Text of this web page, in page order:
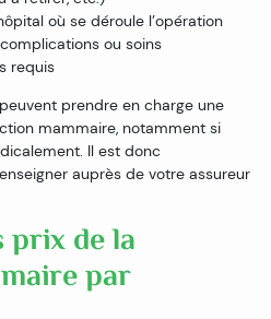
où se déroule l’opération
ou soins
requis
prendre en charge une
mammaire, notamment si
Il est donc
auprès de votre assureur
prix de la
par